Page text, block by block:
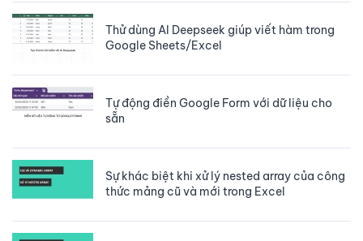
Thử dùng AI Deepseek giúp viết hàm trong
Google Sheets/Excel
Tự động điền Google Form với dữ liệu cho
sẵn
Sự khác biệt khi xử lý nested array của công
thức mảng cũ và mới trong Excel